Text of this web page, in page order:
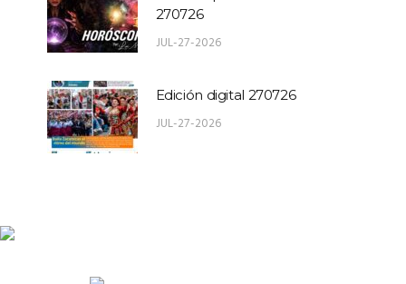
270726
JUL-27-2026
Edición digital 270726
JUL-27-2026